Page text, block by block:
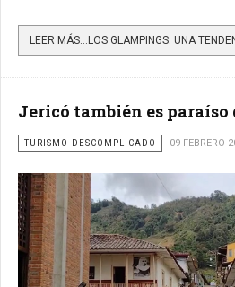
Jericó también es
TURISMO DESCOMPLICADO 09 FEBRERO